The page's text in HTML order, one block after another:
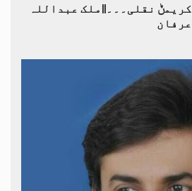
کریمݨ نقلی۔۔۔||ملک عبداللہ
عرفان